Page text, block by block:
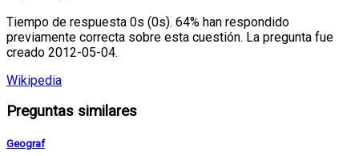
Tiempo de respuesta 0s (0s). 64% han respondido
previamente correcta sobre esta cuestión. La pregunta fue
creado 2012-05-04.
Wikipedia
Preguntas similares
Geograf